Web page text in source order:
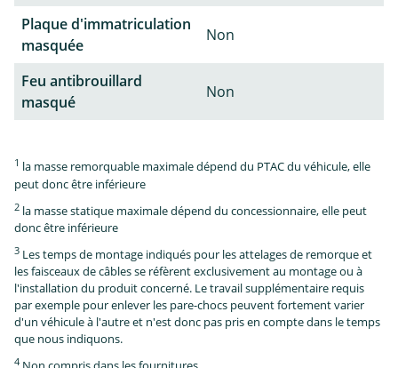
Plaque d'immatriculation
masquée
Non
Feu antibrouillard
masqué
Non
1 la masse remorquable maximale dépend du PTAC du véhicule, elle
peut donc être inférieure
2 la masse statique maximale dépend du concessionnaire, elle peut
donc être inférieure
3 Les temps de montage indiqués pour les attelages de remorque et
les faisceaux de câbles se réfèrent exclusivement au montage ou à
l'installation du produit concerné. Le travail supplémentaire requis
par exemple pour enlever les pare-chocs peuvent fortement varier
d'un véhicule à l'autre et n'est donc pas pris en compte dans le temps
que nous indiquons.
4